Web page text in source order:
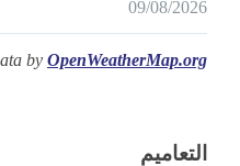
09/08/2026
by OpenWeatherMap.org
التعاميم